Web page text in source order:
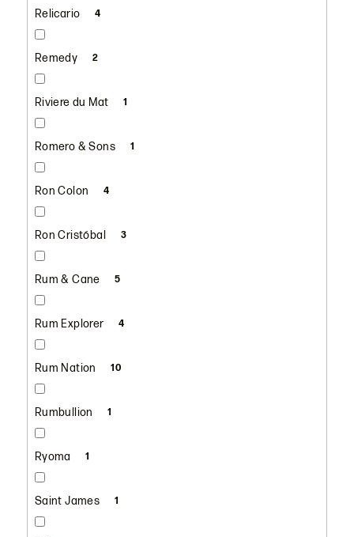
Relicario 4
Remedy 2
Riviere du Mat 1
Romero & Sons 1
Ron Colon 4
Ron Cristóbal 3
Rum & Cane 5
Rum Explorer 4
Rum Nation 10
Rumbullion 1
Ryoma 1
Saint James 1